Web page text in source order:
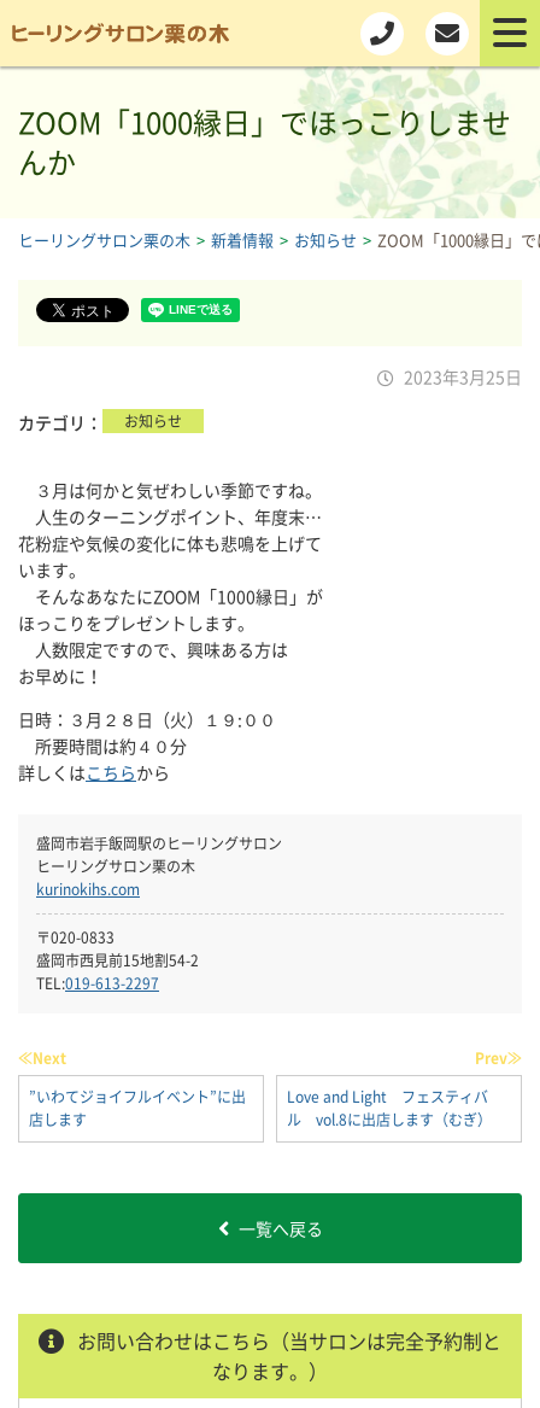
ZOOM「1000縁日」でほっこりしませ
んか
ヒーリングサロン栗の木 > 新着情報 > お知らせ > ZOOM「1000縁日」
2023年3月25日
カテゴリ
お知らせ
３月は何かと気ぜわしい季節ですね。
人生のターニングポイント、年度末…
花粉症や気候の変化に体も悲鳴を上げて
います。
そんなあなたにZOOM「1000縁日」が
ほっこりをプレゼントします。
人数限定ですので、興味ある方は
お早めに！
日時：３月２８日（火）１９:００
所要時間は約４０分
詳しくはこちらから
盛岡市岩⼿飯岡駅のヒーリングサロン
ヒーリングサロン栗の木
kurinokihs.com
〒020-0833
盛岡市西見前15地割54-2
TEL:019-613-2297
≪Next
”いわてジョイフルイベント”に出
店します
Prev≫
Love and Light フェスティバ
ル vol.8に出店します（むぎ）
一覧へ戻る
お問い合わせはこちら（当サロンは完全予約制と
なります。）